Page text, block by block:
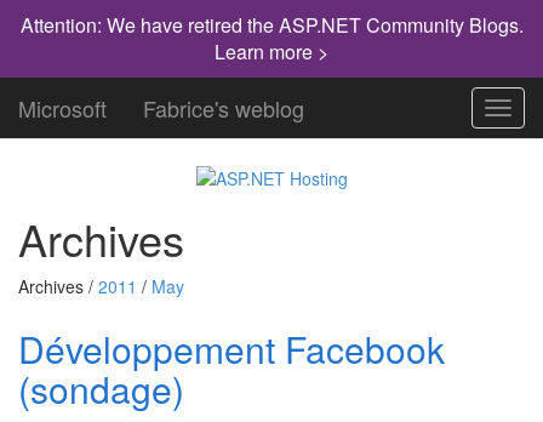
Attention: We have retired the ASP.NET Community Blogs.
Learn more >
Microsoft Fabrice's weblog
Archives
Archives / 2011 / May
Développement Facebook
(sondage)